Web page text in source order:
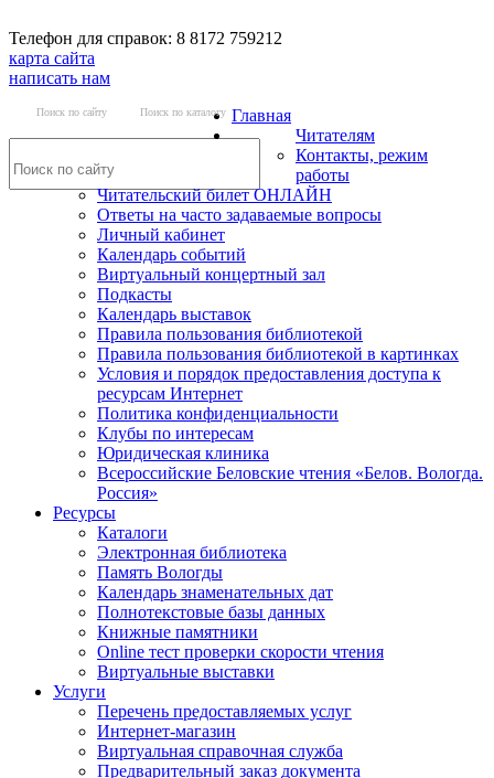
Телефон для справок: 8 8172 759212
карта сайта
написать нам
Поиск по сайту Поиск по каталогу Главная
Читателям
Контакты, режим
работы
Читательский билет ОНЛАЙН
Ответы на часто задаваемые вопросы
Личный кабинет
Календарь событий
Виртуальный концертный зал
Подкасты
Календарь выставок
Правила пользования библиотекой
Правила пользования библиотекой в картинках
Условия и порядок предоставления доступа к
ресурсам Интернет
Политика конфиденциальности
Клубы по интересам
Юридическая клиника
Всероссийские Беловские чтения «Белов. Вологда.
Россия»
Ресурсы
Каталоги
Электронная библиотека
Память Вологды
Календарь знаменательных дат
Полнотекстовые базы данных
Книжные памятники
Online тест проверки скорости чтения
Виртуальные выставки
Услуги
Перечень предоставляемых услуг
Интернет-магазин
Виртуальная справочная служба
Предварительный заказ документа